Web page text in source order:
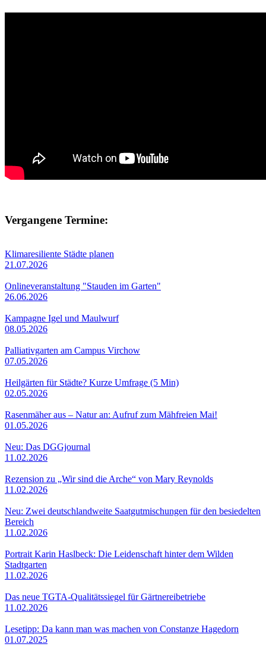
Vergangene Termine:
Klimaresiliente Städte planen
21.07.2026
Onlineveranstaltung "Stauden im Garten"
26.06.2026
Kampagne Igel und Maulwurf
08.05.2026
Palliativgarten am Campus Virchow
07.05.2026
Heilgärten für Städte? Kurze Umfrage (5 Min)
02.05.2026
Rasenmäher aus – Natur an: Aufruf zum Mähfreien Mai!
01.05.2026
Neu: Das DGGjournal
11.02.2026
Rezension zu „Wir sind die Arche“ von Mary Reynolds
11.02.2026
Neu: Zwei deutschlandweite Saatgutmischungen für den besiedelten
Bereich
11.02.2026
Portrait Karin Haslbeck: Die Leidenschaft hinter dem Wilden
Stadtgarten
11.02.2026
Das neue TGTA-Qualitätssiegel für Gärtnereibetriebe
11.02.2026
Lesetipp: Da kann man was machen von Constanze Hagedorn
01.07.2025